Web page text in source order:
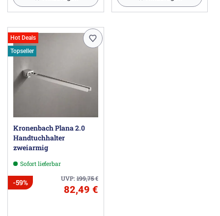
Hot Deals
Topseller
Kronenbach Plana 2.0
Handtuchhalter
zweiarmig
Sofort lieferbar
UVP:199,75€
-59%
82,49 €